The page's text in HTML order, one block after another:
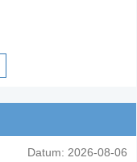
Datum: 2026-08-06